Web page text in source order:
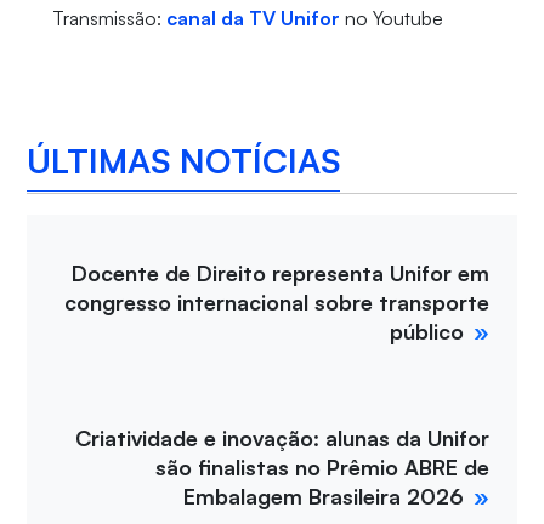
Transmissão: canal da TV Unifor no Youtube
ÚLTIMAS NOTÍCIAS
Docente de Direito representa Unifor em
congresso internacional sobre transporte
público
Criatividade e inovação: alunas da Unifor
são finalistas no Prêmio ABRE de
Embalagem Brasileira 2026